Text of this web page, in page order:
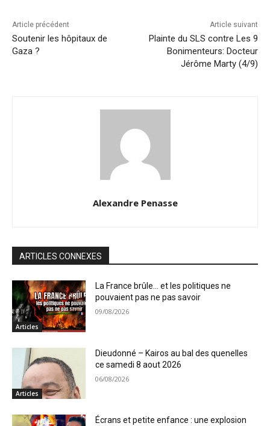
Article précédent
Soutenir les hôpitaux de
Gaza ?
Article suivant
Plainte du SLS contre Les 9
Bonimenteurs: Docteur
Jérôme Marty (4/9)
Alexandre Penasse
ARTICLES CONNEXES
Articles
La France brûle… et les politiques ne
pouvaient pas ne pas savoir
09/08/2026
Articles
Dieudonné – Kairos au bal des quenelles
ce samedi 8 aout 2026
06/08/2026
Écrans et petite enfance : une explosion